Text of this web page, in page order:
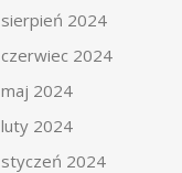
sierpień 2024
czerwiec 2024
maj 2024
luty 2024
styczeń 2024